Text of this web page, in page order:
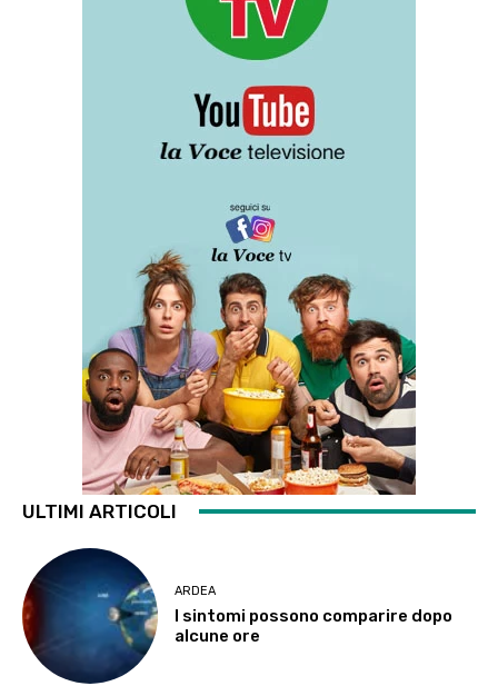
ULTIMI ARTICOLI
ARDEA
I sintomi possono comparire dopo
alcune ore